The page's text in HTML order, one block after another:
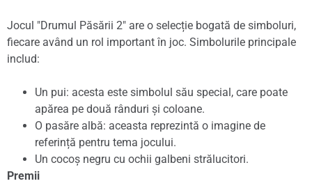
Jocul "Drumul Păsării 2" are o selecție bogată de simboluri,
fiecare având un rol important în joc. Simbolurile principale
includ:
Un pui: acesta este simbolul său special, care poate
apărea pe două rânduri și coloane.
O pasăre albă: aceasta reprezintă o imagine de
referință pentru tema jocului.
Un cocoș negru cu ochii galbeni strălucitori.
Premii